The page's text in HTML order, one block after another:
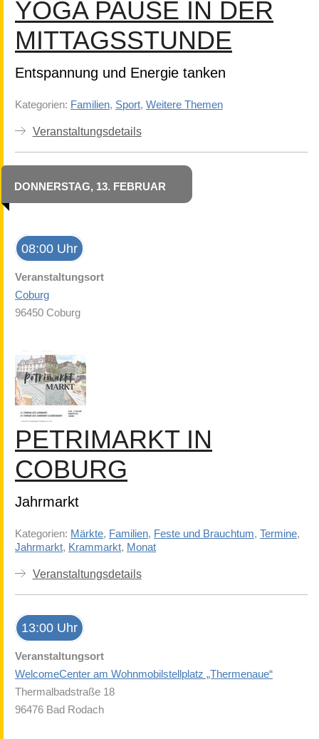
YOGA PAUSE IN DER
MITTAGSSTUNDE
Entspannung und Energie tanken
Kategorien: Familien, Sport, Weitere Themen
Veranstaltungsdetails
DONNERSTAG, 13. FEBRUAR
08:00 Uhr
Veranstaltungsort
Coburg
96450 Coburg
PETRIMARKT IN
COBURG
Jahrmarkt
Kategorien: Märkte, Familien, Feste und Brauchtum, Termine,
Jahrmarkt, Krammarkt, Monat
Veranstaltungsdetails
13:00 Uhr
Veranstaltungsort
WelcomeCenter am Wohnmobilstellplatz „Thermenaue“
Thermalbadstraße 18
96476 Bad Rodach